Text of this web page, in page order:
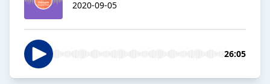
2020-09-05
26:05